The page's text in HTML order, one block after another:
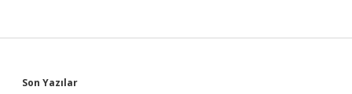
Son Yazılar